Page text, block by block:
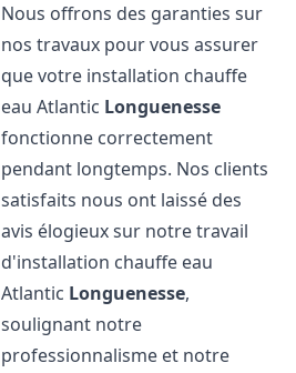
Nous offrons des garanties sur
nos travaux pour vous assurer
que votre installation chauffe
eau Atlantic Longuenesse
fonctionne correctement
pendant longtemps. Nos clients
satisfaits nous ont laissé des
avis élogieux sur notre travail
d'installation chauffe eau
Atlantic Longuenesse,
soulignant notre
professionnalisme et notre